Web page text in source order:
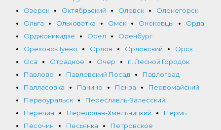
Озерск
Октябрьский Олевск
Оленегорск
Ольга
Ольховатка Омск Оноковцы
Орда
Орджоникидзе
Орел
Оренбург
Орехово-Зуево
Орлов Орловский
Орск
Оса
Отрадное Очер
п. Лесной Городок
Павлово
Павловский Посад
Павлоград
Палласовка
Панино Пенза
Первомайский
Первоуральск
Переславль-Залесский
Перечин
Переяслав-Хмельницкий
Пермь
Песочин
Песьянка
Петровское